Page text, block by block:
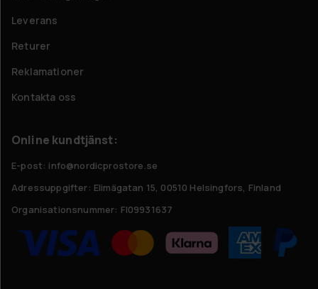
Leverans
Returer
Reklamationer
Kontakta oss
Online kundtjänst:
E-post: info@nordicprostore.se
Adressuppgifter: Elimägatan 15, 00510 Helsingfors, Finland
Organisationsnummer: FI09931637